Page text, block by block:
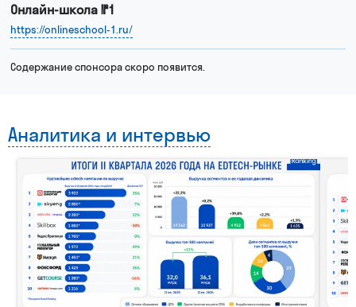
Онлайн-школа №1
https://onlineschool-1.ru/
Содержание спонсора скоро появится.
Аналитика и интервью